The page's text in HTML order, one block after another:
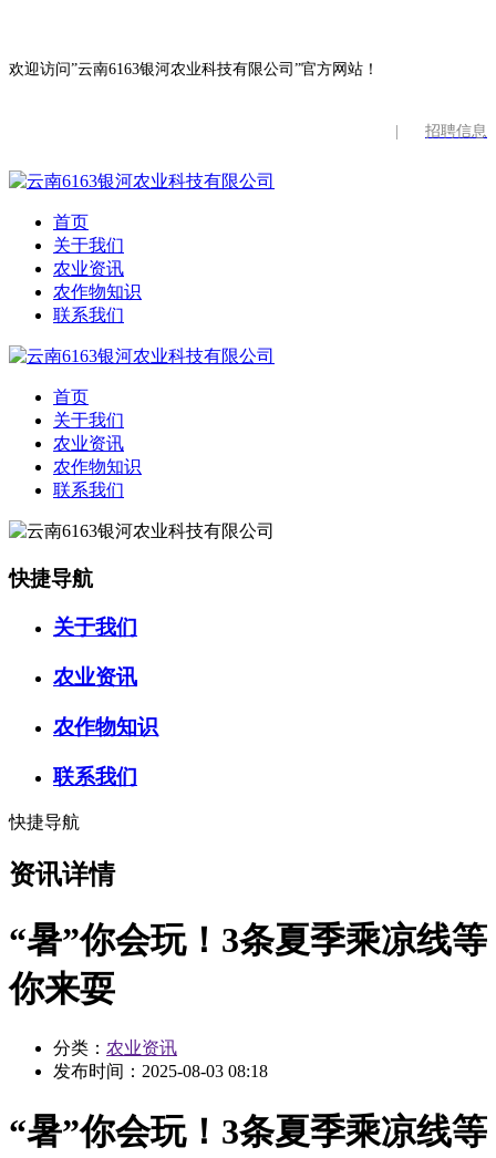
欢迎访问”云南6163银河农业科技有限公司”官方网站！
招聘信息
首页
关于我们
农业资讯
农作物知识
联系我们
首页
关于我们
农业资讯
农作物知识
联系我们
快捷导航
关于我们
农业资讯
农作物知识
联系我们
快捷导航
资讯详情
“暑”你会玩！3条夏季乘凉线等
你来耍
分类： 农业资讯
发布时间： 2025-08-03 08:18
“暑”你会玩！3条夏季乘凉线等